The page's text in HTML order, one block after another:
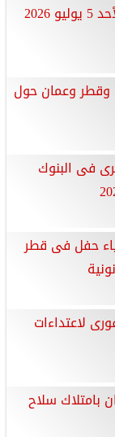
سعر الريال القطرى اليوم الأحد 5 يوليو 2026
وقطر وعمان حول
فى البنوك
حفل فى قطر
لاعتداءات
بامتلاك سلاح